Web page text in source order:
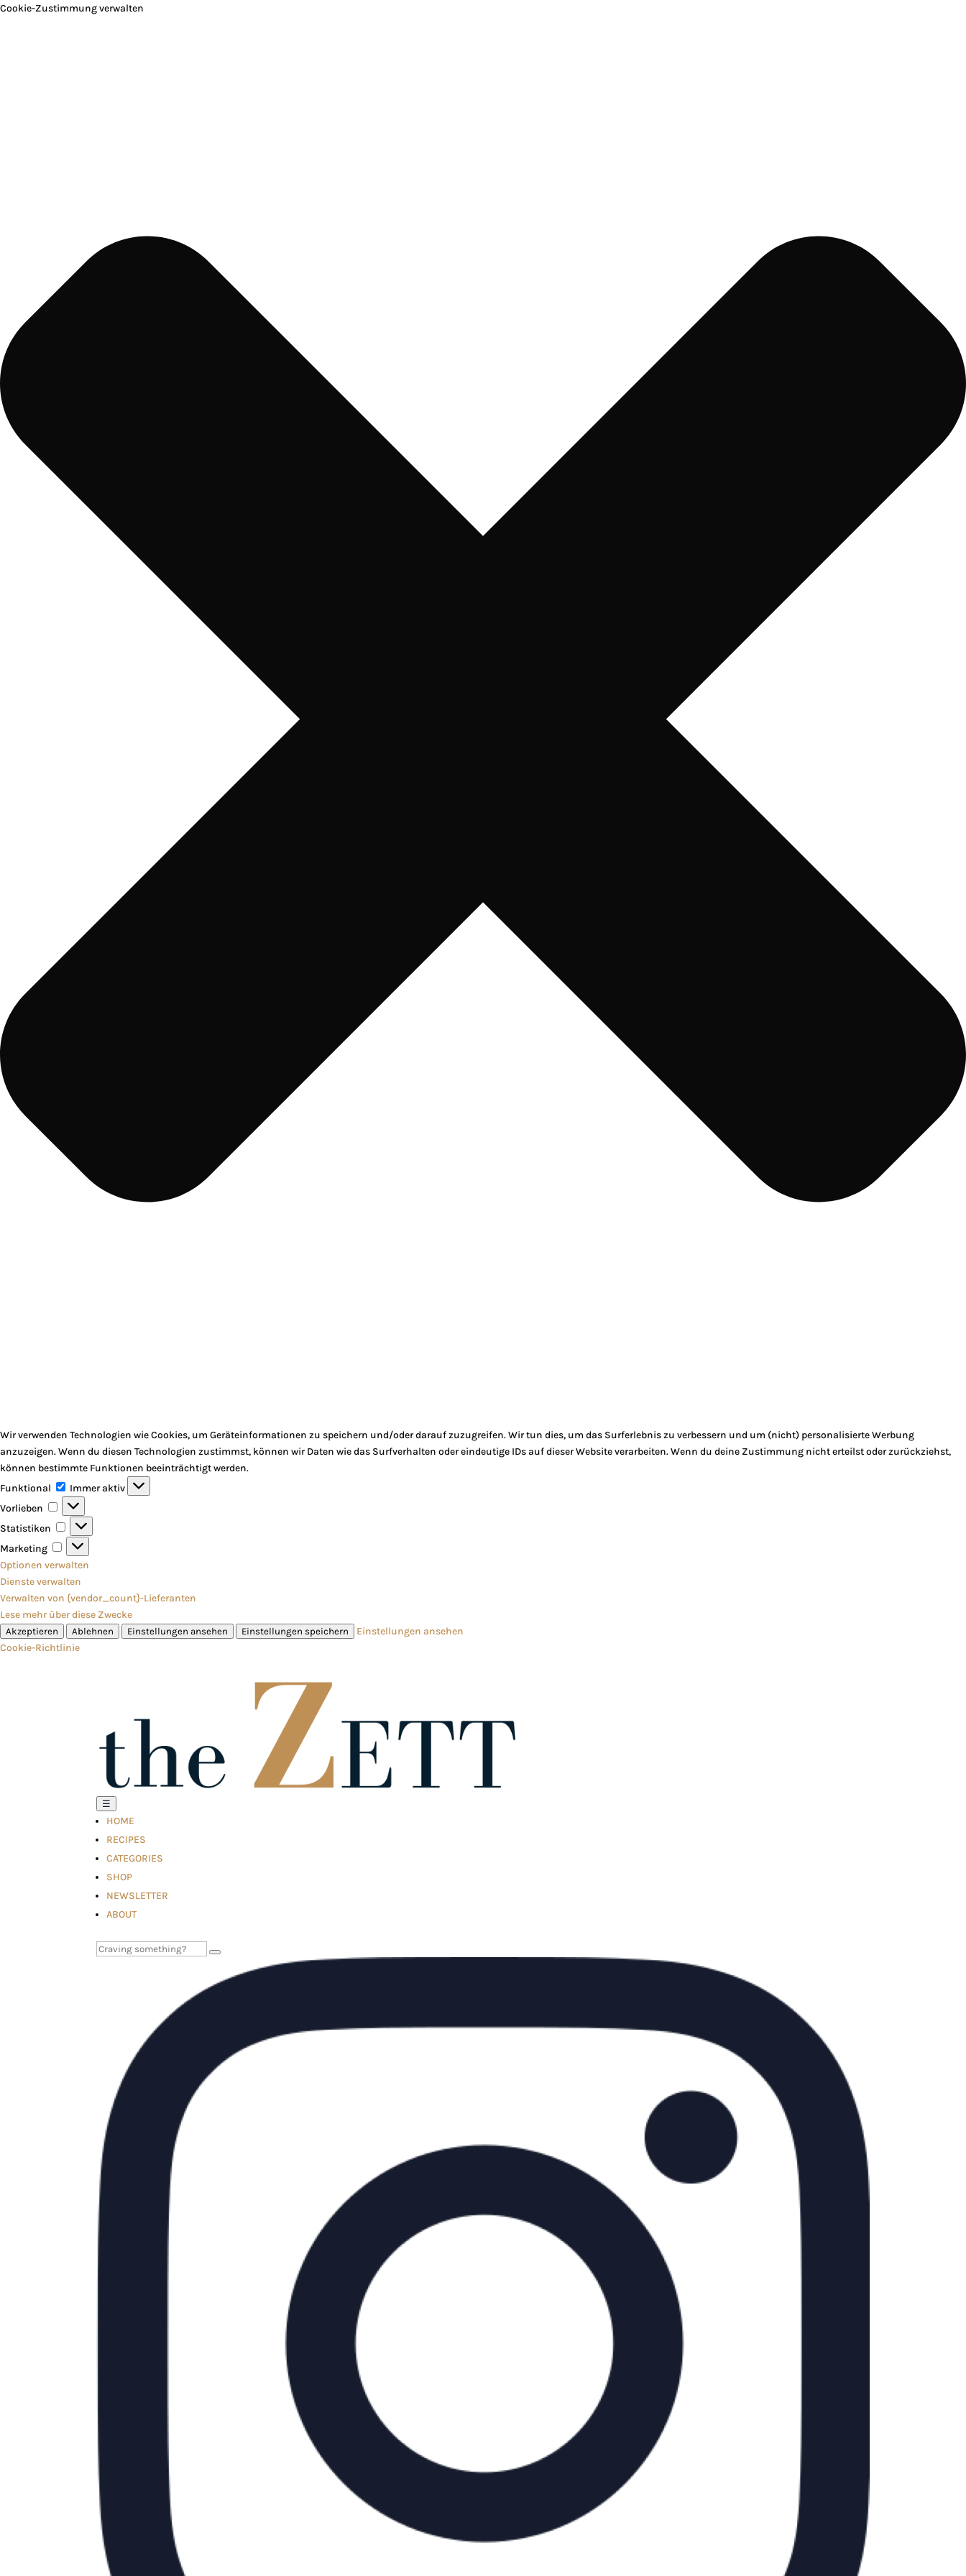
Cookie-Zustimmung verwalten
Wir verwenden Technologien wie Cookies, um Geräteinformationen zu speichern und/oder darauf zuzugreifen. Wir tun dies, um das Surferlebnis zu verbessern und um (nicht) personalisierte Werbung
anzuzeigen. Wenn du diesen Technologien zustimmst, können wir Daten wie das Surfverhalten oder eindeutige IDs auf dieser Website verarbeiten. Wenn du deine Zustimmung nicht erteilst oder zurückziehst,
können bestimmte Funktionen beeinträchtigt werden.
Funktional
Funktional
Immer aktiv
Vorlieben
Vorlieben
Statistiken
Statistiken
Marketing
Marketing
Optionen verwalten
Dienste verwalten
Verwalten von {vendor_count}-Lieferanten
Lese mehr über diese Zwecke
Akzeptieren Ablehnen Einstellungen ansehen Einstellungen speichern
Einstellungen ansehen
Cookie-Richtlinie
☰
HOME
RECIPES
CATEGORIES
SHOP
NEWSLETTER
ABOUT